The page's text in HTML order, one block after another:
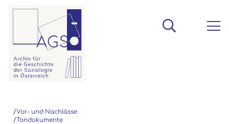
/Vor- und Nachlässe
/Tondokumente